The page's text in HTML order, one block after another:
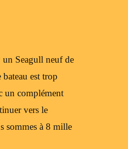
Seagull neuf de
est trop
un complément
vers le
sommes à 8 mille